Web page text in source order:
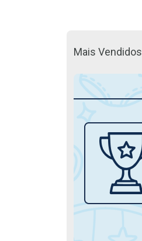
Mais Vendidos